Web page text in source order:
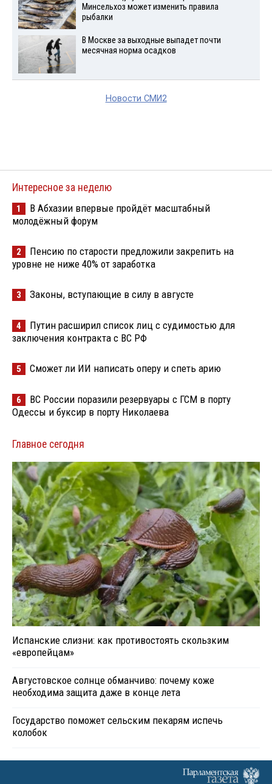
Минсельхоз может изменить правила
рыбалки
В Москве за выходные выпадет почти
месячная норма осадков
Новости СМИ2
Интересное за неделю
1
В Абхазии впервые пройдёт масштабный
молодёжный форум
2
Пенсию по старости предложили закрепить на
уровне не ниже 40% от заработка
3 Законы, вступающие в силу в августе
4
Путин расширил список лиц с судимостью для
заключения контракта с ВС РФ
5 Сможет ли ИИ написать оперу и спеть арию
6
ВС России поразили резервуары с ГСМ в порту
Одессы и буксир в порту Николаева
Главное сегодня
Испанские слизни: как противостоять скользким
«европейцам»
Августовское солнце обманчиво: почему коже
необходима защита даже в конце лета
Государство поможет сельским пекарям испечь
колобок